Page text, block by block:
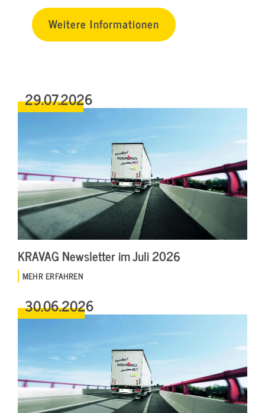
Weitere Informationen
29.07.2026
KRAVAG Newsletter im Juli 2026
MEHR ERFAHREN
30.06.2026